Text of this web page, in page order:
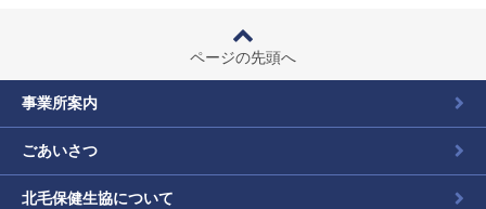
ページの先頭へ
事業所案内
ごあいさつ
北毛保健生協について